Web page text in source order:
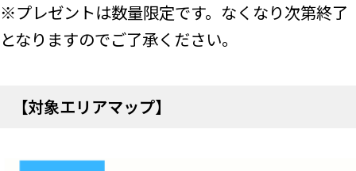
※プレゼントは数量限定です。なくなり次第終了
となりますのでご了承ください。
【対象エリアマップ】